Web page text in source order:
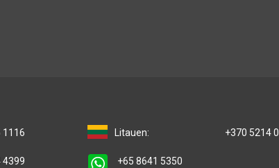
1116
4399
Litauen: +370 5214
+65 8641 5350